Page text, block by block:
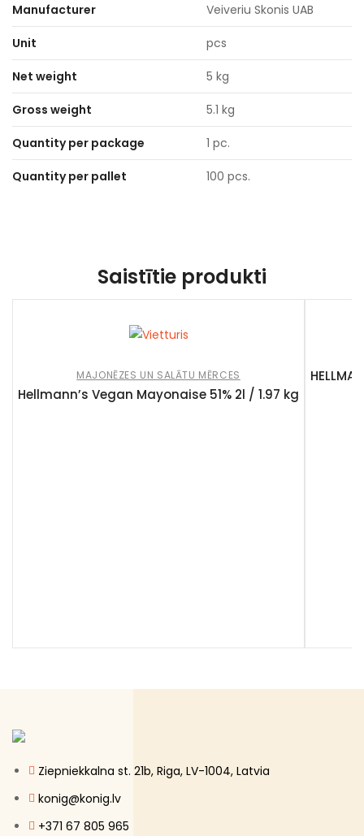
Manufacturer Veiveriu Skonis UAB
Unit pcs
Net weight 5 kg
Gross weight 5.1 kg
Quantity per package 1 pc.
Quantity per pallet 100 pcs.
Saistītie produkti
MAJONĒZES UN SALĀTU MĒRCES
Hellmann’s Vegan Mayonaise 51% 2l / 1.97 kg
Ziepniekkalna st. 21b, Riga, LV-1004, Latvia
konig@konig.lv
+371 67 805 965